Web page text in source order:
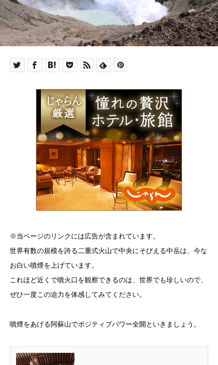
※当ページのリンクには広告が含まれています。
世界有数の規模を誇る二重式火山で中央にそびえる中岳は、今な
お白い噴煙を上げています。
これほど近くで噴火口を観察できるのは、世界でも珍しいので、
ぜひ一度この迫力を体感してみてください。
噴煙をあげる阿蘇山でポジティブパワー全開といきましょう。